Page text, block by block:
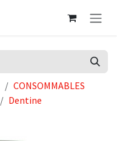
CONSOMMABLES
Dentine